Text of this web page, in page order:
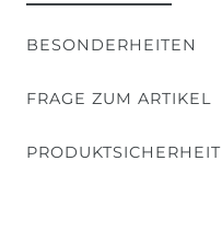
BESONDERHEITEN
FRAGE ZUM ARTIKEL
PRODUKTSICHERHEIT